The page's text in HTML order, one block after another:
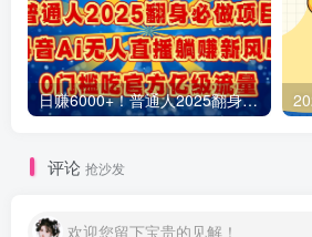
日赚6000+！普通人2025翻身必做项目，抖音Ai无人直播躺赚新风口，0门槛吃官方亿级流量
评论 抢沙发
欢迎您留下宝贵的见解！